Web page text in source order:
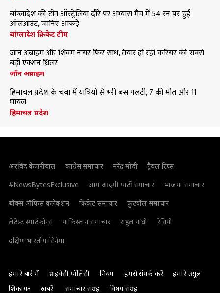
बांग्लादेश की टीम ऑस्ट्रेलिया दौरे पर अभ्यास मैच में 54 रन पर हुई
ऑलआउट, जानिए आंकड़े
बांग्लादेश क्रिकेट टीम
जॉन अब्राहम और शिवम नायर फिर साथ, तैयार हो रही करियर की सबसे
बड़ी एक्शन थ्रिलर
जॉन अब्राहम
हिमाचल प्रदेश के चंबा में यात्रियों से भरी बस पलटी, 7 की मौत और 11
घायल
हिमाचल प्रदेश
अरविंद केजरीवाल कांग्रेस समाचार नरेंद्र मोदी
ट्रैवल टिप्स
#NewsBytesExclusive
आम आदमी पार्टी समाचार
भाजपा समाचार
बॉक्स ऑफिस कलेक्शन
क्रिकेट समाचार
फुटबॉल समाचार
लेटेस्ट स्मार्टफोन्स
पाकिस्तान समाचार राहुल गांधी
रेसिपी
दक्षिण भारतीय सिनेमा
हमारे बारे में प्राइवेसी पॉलिसी नियम हमसे संपर्क करें
हमारे उसूल
शिकायत
खबरें समाचार संग्रह विषय संग्रह